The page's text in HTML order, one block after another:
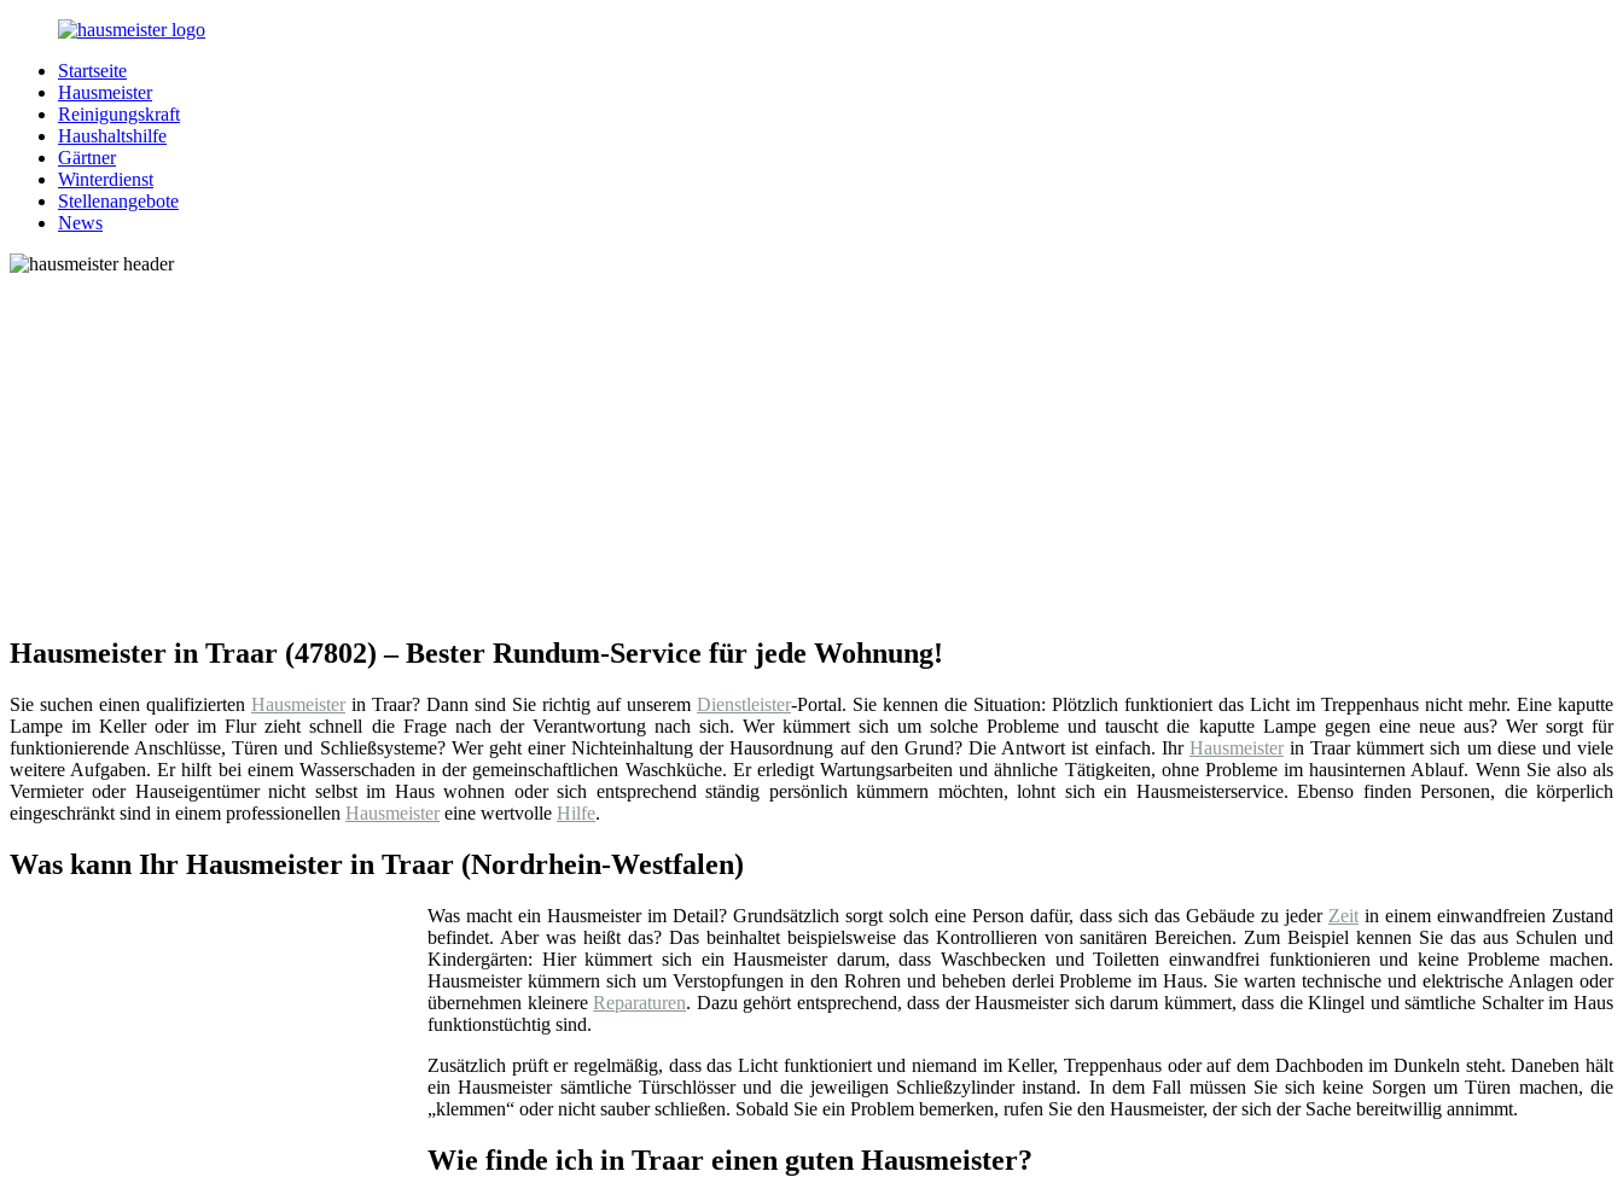
Zurück
Inhalt
Hausmeister.de
Alles
rund
Ihren
Haushalt
Startseite
Hausmeister
Reinigungskraft
Haushaltshilfe
Gärtner
Winterdienst
Stellenangebote
News
Hausmeister in Traar (47802) – Bester Rundum-Service für jede Wohnung!
Sie suchen einen qualifizierten Hausmeister in Traar? Dann sind Sie richtig auf unserem Dienstleister-Portal. Sie kennen die Situation: Plötzlich funktioniert das Licht im Treppenhaus nicht mehr. Eine kaputte
Lampe im Keller oder im Flur zieht schnell die Frage nach der Verantwortung nach sich. Wer kümmert sich um solche Probleme und tauscht die kaputte Lampe gegen eine neue aus? Wer sorgt für
funktionierende Anschlüsse, Türen und Schließsysteme? Wer geht einer Nichteinhaltung der Hausordnung auf den Grund? Die Antwort ist einfach. Ihr Hausmeisterin Traar kümmert sich um diese und viele
weitere Aufgaben. Er hilft bei einem Wasserschaden in der gemeinschaftlichen Waschküche. Er erledigt Wartungsarbeiten und ähnliche Tätigkeiten, ohne Probleme im hausinternen Ablauf. Wenn Sie also als
Vermieter oder Hauseigentümer nicht selbst im Haus wohnen oder sich entsprechend ständig persönlich kümmern möchten, lohnt sich ein Hausmeisterservice. Ebenso finden Personen, die körperlich
eingeschränkt sind in einem professionellen Hausmeister eine wertvolle Hilfe.
Was kann Ihr Hausmeister in Traar (Nordrhein-Westfalen)
Was macht ein Hausmeister im Detail? Grundsätzlich sorgt solch eine Person dafür, dass sich das Gebäude zu jeder Zeit in einem einwandfreien Zustand
befindet. Aber was heißt das? Das beinhaltet beispielsweise das Kontrollieren von sanitären Bereichen. Zum Beispiel kennen Sie das aus Schulen und
Kindergärten: Hier kümmert sich ein Hausmeister darum, dass Waschbecken und Toiletten einwandfrei funktionieren und keine Probleme machen.
Hausmeister kümmern sich um Verstopfungen in den Rohren und beheben derlei Probleme im Haus. Sie warten technische und elektrische Anlagen oder
übernehmen kleinereReparaturen. Dazu gehört entsprechend, dass der Hausmeister sich darum kümmert, dass die Klingel und sämtliche Schalter im Haus
funktionstüchtig sind.
Zusätzlich prüft er regelmäßig, dass das Licht funktioniert und niemand im Keller, Treppenhaus oder auf dem Dachboden im Dunkeln steht. Daneben hält
ein Hausmeister sämtliche Türschlösser und die jeweiligen Schließzylinder instand. In dem Fall müssen Sie sich keine Sorgen um Türen machen, die
„klemmen“ oder nicht sauber schließen. Sobald Sie ein Problem bemerken, rufen Sie den Hausmeister, der sich der Sache bereitwillig annimmt.
Wie finde ich in Traar einen guten Hausmeister?